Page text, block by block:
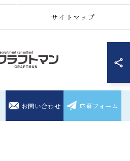
お問い合わせ 応募フォーム
サイトマップ
ら株式会社クラフトマン ALL RIGHTS
RESERVED.